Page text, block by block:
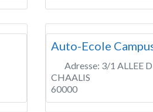
Auto-Ecole
Adresse: 3/1 ALLEE
CHAALIS
60000